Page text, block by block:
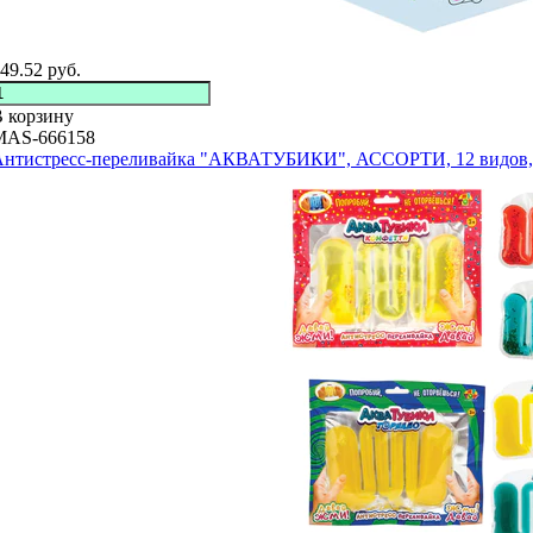
руб.
корзину
666158
переливайка "АКВАТУБИКИ", АССОРТИ, 12